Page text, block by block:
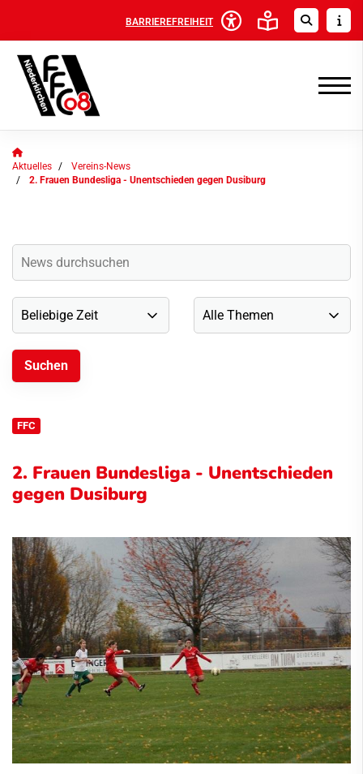
BARRIEREFREIHEIT
Aktuelles
Vereins-News
2. Frauen Bundesliga - Unentschieden gegen Dusiburg
FFC
2. Frauen Bundesliga - Unentschieden
gegen Dusiburg